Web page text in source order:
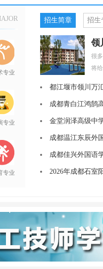
专业
专业
专业
招生简章 招生
很
将
都江堰市领川万
成都青白江鸿鹄
金堂润泽高级中
成都温江东辰外
成都佳兴外国语学
2026年成都石室